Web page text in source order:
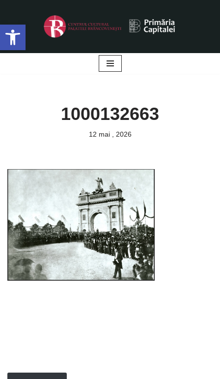
Deschide bara de unelte
Sari
la
conținut
1000132663
12 mai , 2026